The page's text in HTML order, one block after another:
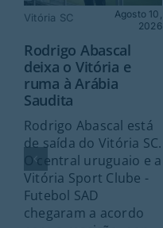
Vitória SC
Agosto 10,
2026
Rodrigo Abascal
deixa o Vitória e
ruma à Arábia
Saudita
Rodrigo Abascal está
de saída do Vitória SC.
O central uruguaio e a
Vitória Sport Clube -
Futebol SAD
chegaram a acordo